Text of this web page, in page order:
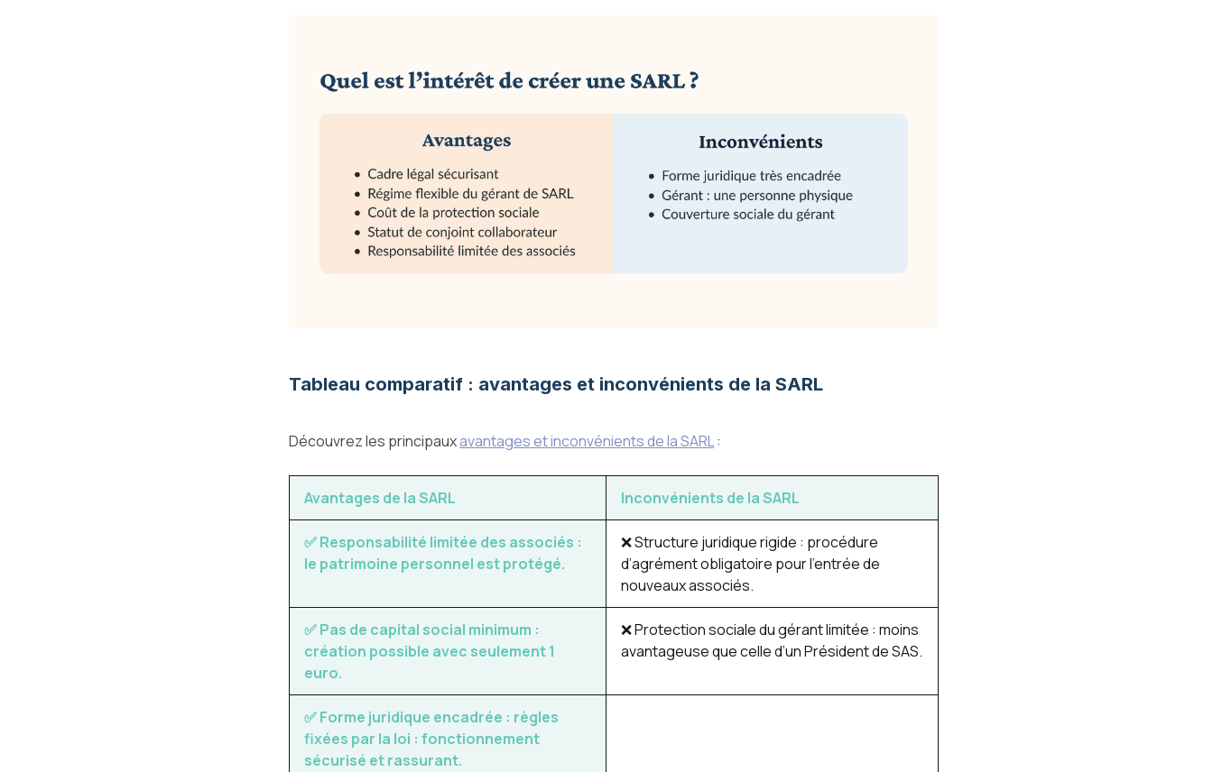
Tableau comparatif : avantages et inconvénients de la SARL
Découvrez les principauxavantages et inconvénients de la SARL:
Avantages de la SARL Inconvénients de la SARL
✅ Responsabilité limitée des associés :
le patrimoine personnel est protégé.
❌ Structure juridique rigide : procédure
d’agrément obligatoire pour l’entrée de
nouveaux associés.
✅ Pas de capital social minimum :
création possible avec seulement 1
euro.
❌ Protection sociale du gérant limitée : moins
avantageuse que celle d’un Président de SAS.
✅ Forme juridique encadrée : règles
fixées par la loi : fonctionnement
sécurisé et rassurant.